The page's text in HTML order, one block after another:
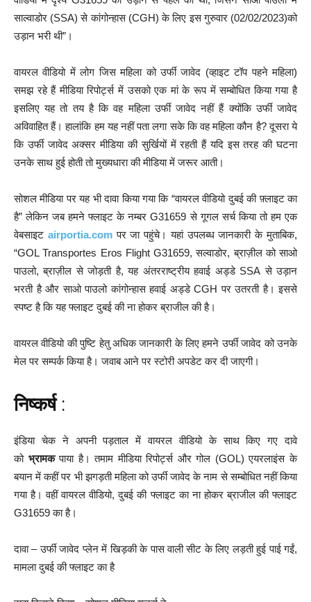
साल्वाडोर (SSA) से कांगोन्हास (CGH) के लिए इस गुरुवार (02/02/2023)को
उड़ान भरी थी”।
वायरल वीडियो में लोग जिस महिला को उर्फी जावेद (व्हाइट टॉप पहने महिला)
समझ रहे हैं मीडिया रिपोर्ट्स में उसको एक मां के रूप में सम्बोधित किया गया है
इसलिए यह तो तय है कि वह महिला उर्फी जावेद नहीं हैं क्योंकि उर्फी जावेद
अविवाहित हैं। हालांकि हम यह नहीं पता लगा सके कि वह महिला कौन है? दूसरा ये
कि उर्फी जावेद अक्सर मीडिया की सुर्खियों में रहती हैं यदि इस तरह की घटना
उनके साथ हुई होती तो मुख्यधारा की मीडिया में जरूर आती।
सोशल मीडिया पर यह भी दावा किया गया कि “वायरल वीडियो दुबई की फ़्लाइट का
है” लेकिन जब हमने फ्लाइट के नम्बर G31659 से गूगल सर्च किया तो हम एक
वेबसाइट airportia.comपर जा पहुंचे। यहां उपलब्ध जानकारी के मुताबिक,
“GOL Transportes Eros Flight G31659, सल्वाडोर, ब्राज़ील को साओ
पाउलो, ब्राज़ील से जोड़ती है, यह अंतरराष्ट्रीय हवाई अड्डे SSA से उड़ान
भरती है और साओ पाउलो कांगोन्हास हवाई अड्डे CGH पर उतरती है। इससे
स्पष्ट है कि यह फ्लाइट दुबई की ना होकर ब्राजील की है।
वायरल वीडियो की पुष्टि हेतु अधिक जानकारी के लिए हमने उर्फी जावेद को उनके
मेल पर सम्पर्क किया है। जवाब आने पर स्टोरी अपडेट कर दी जाएगी।
निष्कर्ष:
इंडिया चेक ने अपनी पड़ताल में वायरल वीडियो के साथ किए गए दावे
को भ्रामकपाया है। तमाम मीडिया रिपोर्ट्स और गोल (GOL) एयरलाइंस के
बयान में कहीं पर भी झगड़ती महिला को उर्फी जावेद के नाम से सम्बोधित नहीं किया
गया है। वहीं वायरल वीडियो, दुबई की फ्लाइट का ना होकर ब्राजील की फ्लाइट
G31659 का है।
दावा – उर्फी जावेद प्लेन में खिड़की के पास वाली सीट के लिए लड़ती हुई पाई गईं,
मामला दुबई की फ्लाइट का है